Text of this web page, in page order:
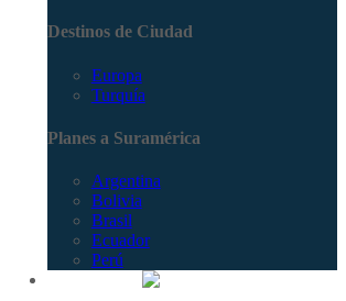
Destinos de Ciudad
Europa
Turquía
Planes a Suramérica
Argentina
Bolivia
Brasil
Ecuador
Perú